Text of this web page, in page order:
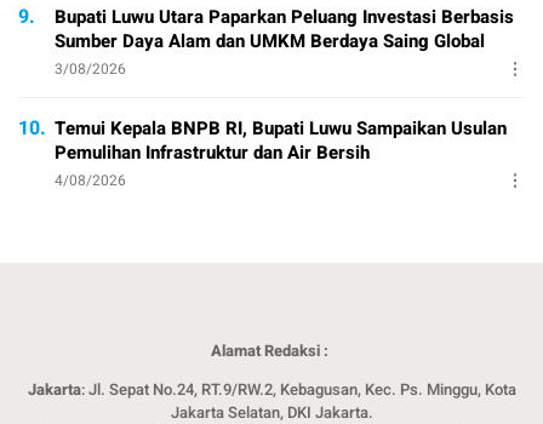
9.
Bupati Luwu Utara Paparkan Peluang Investasi Berbasis
Sumber Daya Alam dan UMKM Berdaya Saing Global
3/08/2026
10. Temui Kepala BNPB RI, Bupati Luwu Sampaikan Usulan
Pemulihan Infrastruktur dan Air Bersih
4/08/2026
Alamat Redaksi :
Jakarta: Jl. Sepat No.24, RT.9/RW.2, Kebagusan, Kec. Ps. Minggu, Kota
Jakarta Selatan, DKI Jakarta.